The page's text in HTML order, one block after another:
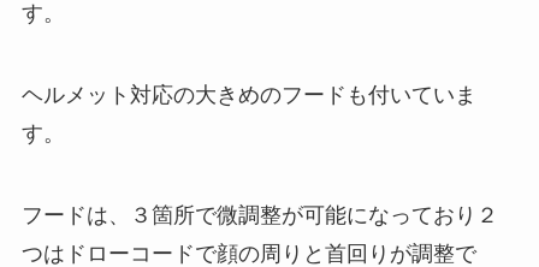
す。
ヘルメット対応の大きめのフードも付いていま
す。
フードは、３箇所で微調整が可能になっており２
つはドローコードで顔の周りと首回りが調整で